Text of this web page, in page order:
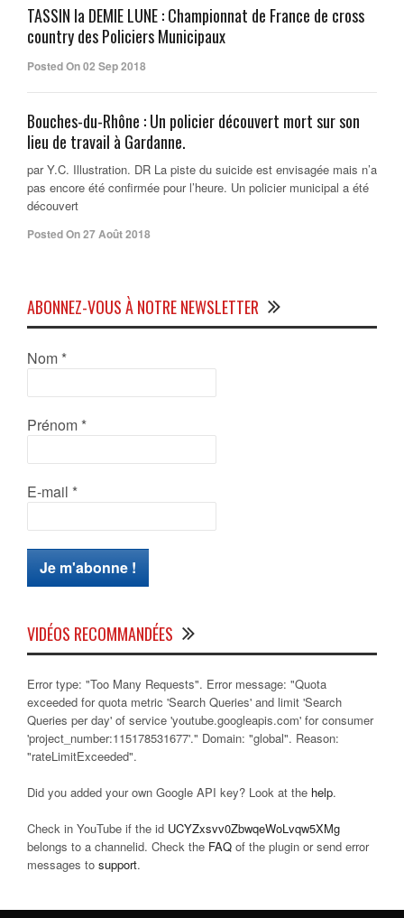
TASSIN la DEMIE LUNE : Championnat de France de cross
country des Policiers Municipaux
Posted On 02 Sep 2018
Bouches-du-Rhône : Un policier découvert mort sur son
lieu de travail à Gardanne.
par Y.C. Illustration. DR La piste du suicide est envisagée mais n’a
pas encore été confirmée pour l’heure. Un policier municipal a été
découvert
Posted On 27 Août 2018
ABONNEZ-VOUS À NOTRE NEWSLETTER
Nom *
Prénom *
E-mail *
VIDÉOS RECOMMANDÉES
Error type: "Too Many Requests". Error message: "Quota
exceeded for quota metric 'Search Queries' and limit 'Search
Queries per day' of service 'youtube.googleapis.com' for consumer
'project_number:115178531677'." Domain: "global". Reason:
"rateLimitExceeded".
Did you added your own Google API key? Look at the help.
Check in YouTube if the id UCYZxsvv0ZbwqeWoLvqw5XMg
belongs to a channelid. Check the FAQ of the plugin or send error
messages to support.